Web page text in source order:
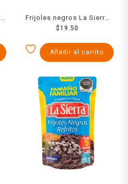
Frijoles negros La Sierra
refritos en lata 580 g
$19.50
Añadir al carrito